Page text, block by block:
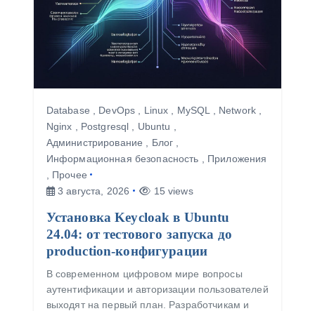
Database DevOps Linux MySQL Network,
Nginx
Postgresql Ubuntu
Администрирование
Блог
Информационная безопасность
Приложения
Прочее
3 августа, 2026
15 views
Установка Keycloak в Ubuntu
24.04: от тестового запуска до
production-конфигурации
В современном цифровом мире вопросы
аутентификации и авторизации пользователей
выходят на первый план. Разработчикам и